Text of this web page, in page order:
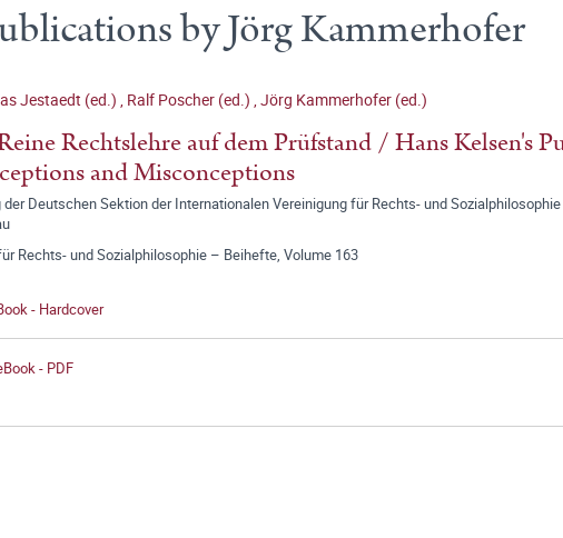
by Jörg Kammerhofer
Jestaedt (ed.) , Ralf Poscher (ed.) ,Jörg Kammerhofer (ed.)
Rechtslehre auf dem Prüfstand / Hans Kelsen's
and Misconceptions
der Deutschen Sektion der Internationalen Vereinigung für Rechts- und
Rechts- und Sozialphilosophie – Beihefte, Volume 163
- Hardcover
- PDF